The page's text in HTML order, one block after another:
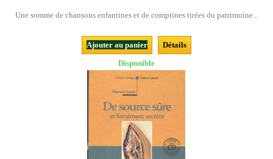
Une somme de chansons enfantines et de comptines tirées du patrimoine...
Ajouter au panier
Détails
Disponible